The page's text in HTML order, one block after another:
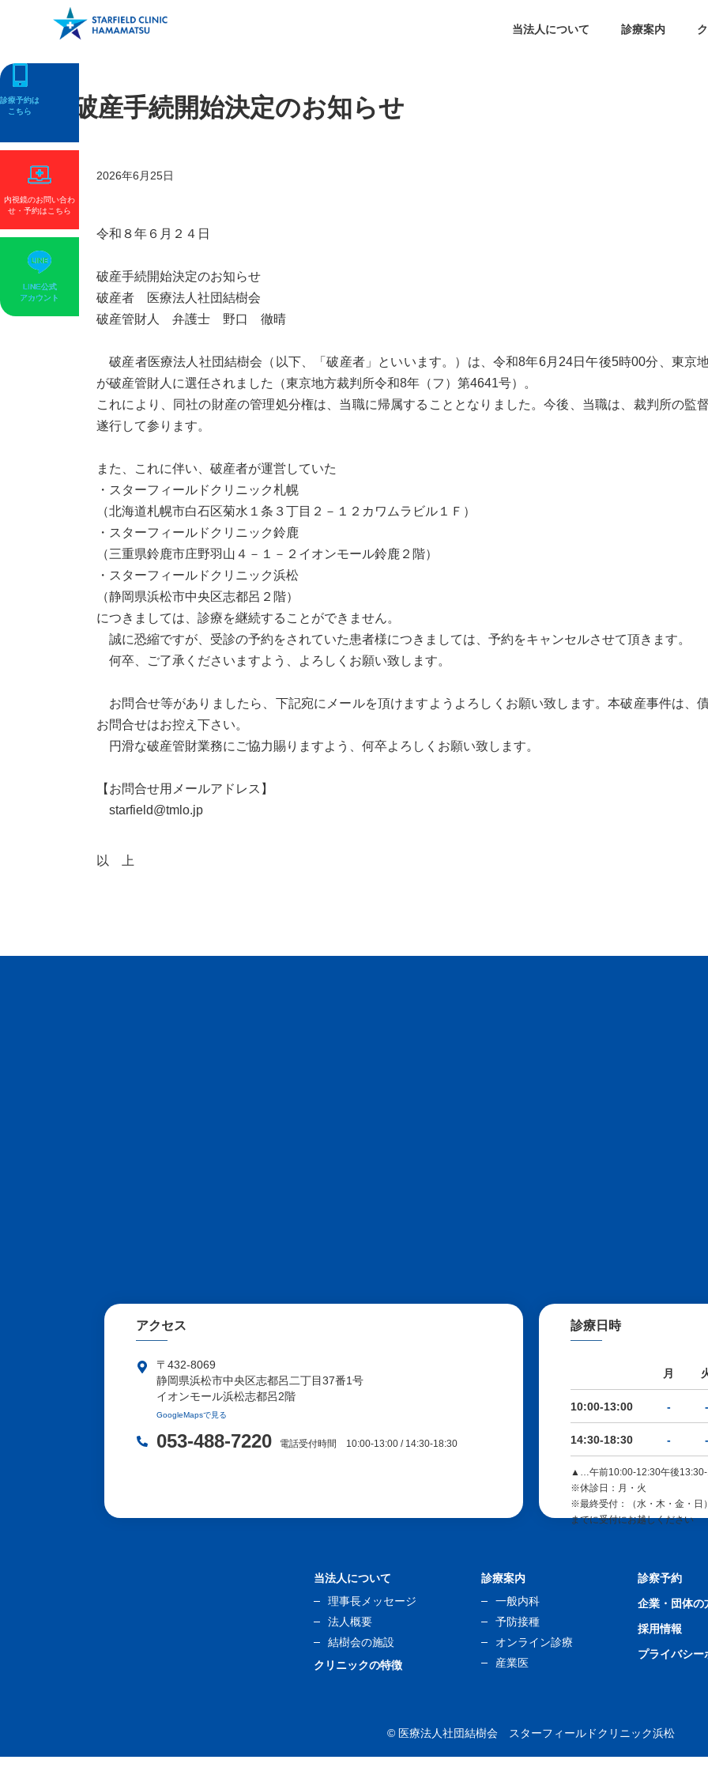
当法人について 診療案内
診療予約は
こちら
診療予約は
こちら
内視鏡のお問い合わ
せ・予約はこちら
LINE公式
アカウント
LINE公式
アカウント
破産手続開始決定のお知らせ
2026年6 月 25日
令和８年６月２４日
破産手続開始決定のお知らせ
破産者 医療法人社団結樹会
破産管財人 弁護士 野口 徹晴
破産者医療法人社団結樹会（以下、「破産者」といいます。）は、令和8年6月24日午後5時00分、東京
が破産管財人に選任されました（東京地方裁判所令和8年（フ）第4641号）。
これにより、同社の財産の管理処分権は、当職に帰属することとなりました。今後、当職は、裁判所の監
遂行して参ります。
また、これに伴い、破産者が運営していた
・スターフィールドクリニック札幌
（北海道札幌市白石区菊水１条３丁目２－１２カワムラビル１Ｆ）
・スターフィールドクリニック鈴鹿
（三重県鈴鹿市庄野羽山４－１－２イオンモール鈴鹿２階）
・スターフィールドクリニック浜松
（静岡県浜松市中央区志都呂２階）
につきましては、診療を継続することができません。
誠に恐縮ですが、受診の予約をされていた患者様につきましては、予約をキャンセルさせて頂きます。
何卒、ご了承くださいますよう、よろしくお願い致します。
お問合せ等がありましたら、下記宛にメールを頂けますようよろしくお願い致します。本破産事件は、
お問合せはお控え下さい。
円滑な破産管財業務にご協力賜りますよう、何卒よろしくお願い致します。
【お問合せ用メールアドレス】
starfield@tmlo.jp
以 上
アクセス
〒432-8069
静岡県浜松市中央区志都呂二丁目37番1号
イオンモール浜松志都呂2階
GoogleMapsで見る
053-488-7220 電話受付時間 10:00-13:00 / 14:30-18:30
診療日時
月
10:00-13:00 - -
14:30-18:30 - -
▲…午前10:00-12:30午後
※休診日：月・火
※最終受付：（水・木・金・日
までに受付にお越しください
当法人について
理事長メッセージ
法人概要
結樹会の施設
クリニックの特徴
診療案内
一般内科
予防接種
オンライン診療
産業医
診察予約
企業・団体の
採用情報
プライバシー
© 医療法人社団結樹会 スターフィールドクリニック浜松